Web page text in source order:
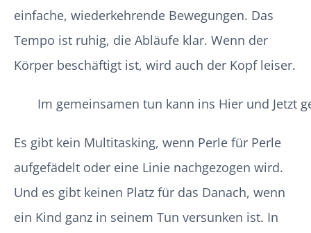
einfache, wiederkehrende Bewegungen. Das
Tempo ist ruhig, die Abläufe klar. Wenn der
Körper beschäftigt ist, wird auch der Kopf leiser.
Im gemeinsamen tun kann ins Hier und Jetzt
Es gibt kein Multitasking, wenn Perle für Perle
aufgefädelt oder eine Linie nachgezogen wird.
Und es gibt keinen Platz für das Danach, wenn
ein Kind ganz in seinem Tun versunken ist. In